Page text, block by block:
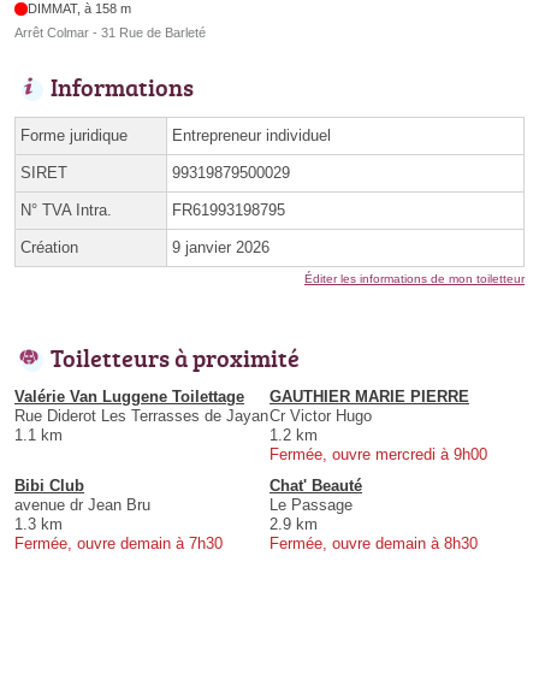
DIMMAT, à 158 m
Arrêt Colmar - 31 Rue de Barleté
Informations
Forme juridique Entrepreneur individuel
SIRET 99319879500029
N° TVA Intra. FR61993198795
Création 9 janvier 2026
Éditer les informations de mon toiletteur
Toiletteurs à proximité
Valérie Van Luggene Toilettage
Rue Diderot Les Terrasses de Jayan
1.1 km
GAUTHIER MARIE PIERRE
Cr Victor Hugo
1.2 km
Fermée, ouvre mercredi à 9h00
Bibi Club
avenue dr Jean Bru
1.3 km
Fermée, ouvre demain à 7h30
Chat' Beauté
Le Passage
2.9 km
Fermée, ouvre demain à 8h30